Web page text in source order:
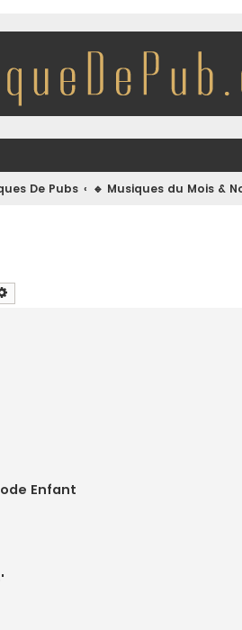
De Pubs 🔹 Musiques du Mois &
Enfant